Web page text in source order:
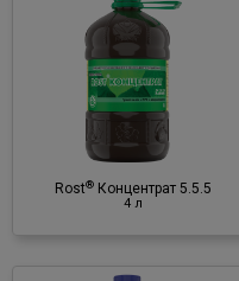
Rost® Концентрат 5.5.5
4 л
Rost ®Концентрат 5.10.15
Органо-мінеральне
добриво
♦ NPK
♦ гумінові речовини